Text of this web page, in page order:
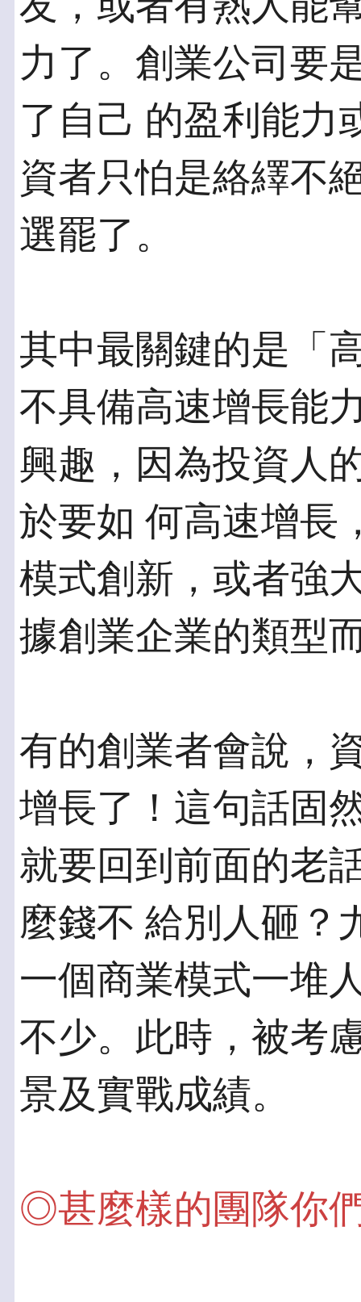
力了。創業公司要
了自己 的盈利能力
資者只怕是絡繹不
選罷了。
其中最關鍵的是「
不具備高速增長能
興趣，因為投資人
於要如 何高速增長
模式創新，或者強
據創業企業的類型
有的創業者會說，
增長了！這句話固
就要回到前面的老
麼錢不 給別人砸？
一個商業模式一堆
不少。此時，被考
景及實戰成績。
◎甚麼樣的團隊你